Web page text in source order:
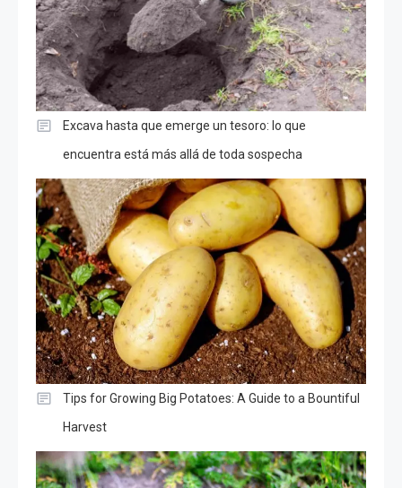
Excava hasta que emerge un tesoro: lo que
encuentra está más allá de toda sospecha
Tips for Growing Big Potatoes: A Guide to a Bountiful
Harvest